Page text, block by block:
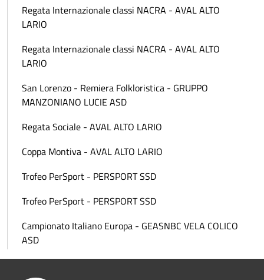
Regata Internazionale classi NACRA - AVAL ALTO
LARIO
Regata Internazionale classi NACRA - AVAL ALTO
LARIO
San Lorenzo - Remiera Folkloristica - GRUPPO
MANZONIANO LUCIE ASD
Regata Sociale - AVAL ALTO LARIO
Coppa Montiva - AVAL ALTO LARIO
Trofeo PerSport - PERSPORT SSD
Trofeo PerSport - PERSPORT SSD
Campionato Italiano Europa - GEASNBC VELA COLICO
ASD